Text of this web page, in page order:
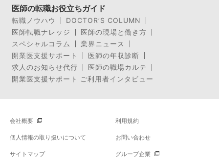
医師の転職お役立ちガイド
転職ノウハウ
DOCTOR’S COLUMN
医師転職ナレッジ
医師の現場と働き方
スペシャルコラム
業界ニュース
開業医支援サポート
医師の年収診断
求人のお知らせ代行
医師の職場カルテ
開業医支援サポート ご利用者インタビュー
会社概要 利用規約
個人情報の取り扱いについて お問い合わせ
サイトマップ グループ企業